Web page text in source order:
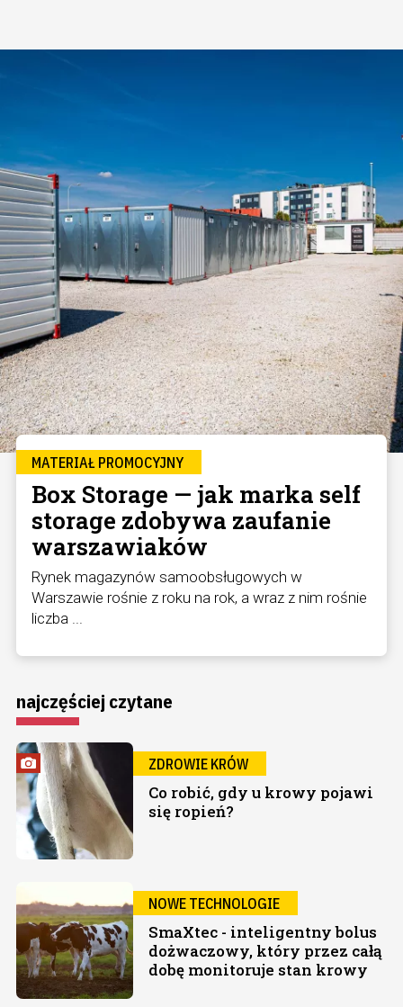
MATERIAŁ PROMOCYJNY
Box Storage — jak marka self
storage zdobywa zaufanie
warszawiaków
Rynek magazynów samoobsługowych w
Warszawie rośnie z roku na rok, a wraz z nim rośnie
liczba ...
najczęściej czytane
ZDROWIE KRÓW
Co robić, gdy u krowy pojawi
się ropień?
NOWE TECHNOLOGIE
SmaXtec - inteligentny bolus
dożwaczowy, który przez całą
dobę monitoruje stan krowy